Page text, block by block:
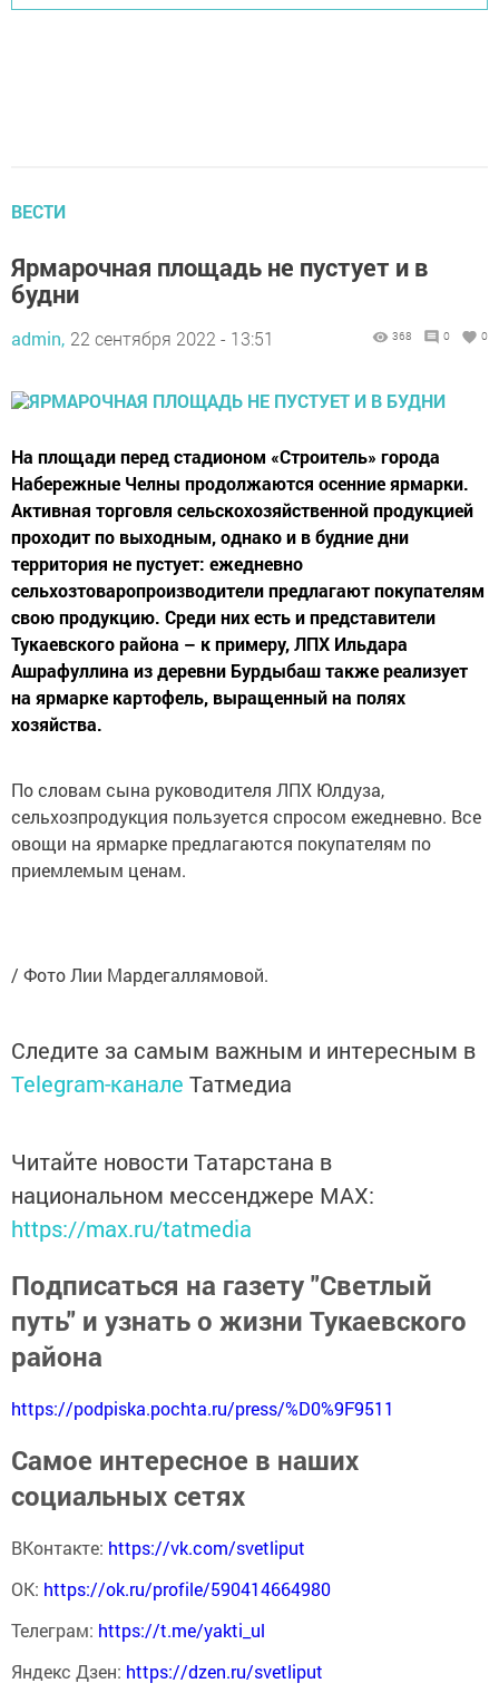
ВЕСТИ
Ярмарочная площадь не пустует и в
будни
admin, 22 сентября 2022 - 13:51 368 0 0
На площади перед стадионом «Строитель» города
Набережные Челны продолжаются осенние ярмарки.
Активная торговля сельскохозяйственной продукцией
проходит по выходным, однако и в будние дни
территория не пустует: ежедневно
сельхозтоваропроизводители предлагают покупателям
свою продукцию. Среди них есть и представители
Тукаевского района – к примеру, ЛПХ Ильдара
Ашрафуллина из деревни Бурдыбаш также реализует
на ярмарке картофель, выращенный на полях
хозяйства.
По словам сына руководителя ЛПХ Юлдуза,
сельхозпродукция пользуется спросом ежедневно. Все
овощи на ярмарке предлагаются покупателям по
приемлемым ценам.
/ Фото Лии Мардегаллямовой.
Следите за самым важным и интересным в
Telegram-канале Татмедиа
Читайте новости Татарстана в
национальном мессенджере MАХ:
https://max.ru/tatmedia
Подписаться на газету "Светлый
путь" и узнать о жизни Тукаевского
района
https://podpiska.pochta.ru/press/%D0%9F9511
Самое интересное в наших
социальных сетях
ВКонтакте: https://vk.com/svetliput
ОК: https://ok.ru/profile/590414664980
Телеграм: https://t.me/yakti_ul
Яндекс Дзен: https://dzen.ru/svetliput